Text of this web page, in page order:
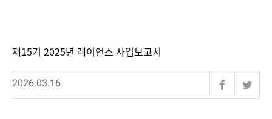
제15기 2025년 레이언스 사업보고서
2026.03.16